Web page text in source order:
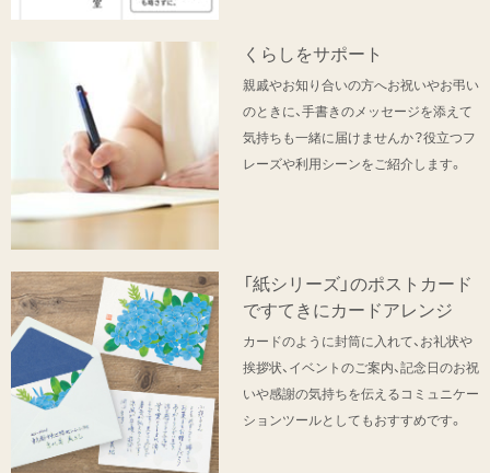
くらしをサポート
親戚やお知り合いの方へお祝いやお弔い
のときに、手書きのメッセージを添えて
気持ちも一緒に届けませんか？役立つフ
レーズや利用シーンをご紹介します。
「紙シリーズ」のポストカード
ですてきにカードアレンジ
カードのように封筒に入れて、お礼状や
挨拶状、イベントのご案内、記念日のお祝
いや感謝の気持ちを伝えるコミュニケー
ションツールとしてもおすすめです。